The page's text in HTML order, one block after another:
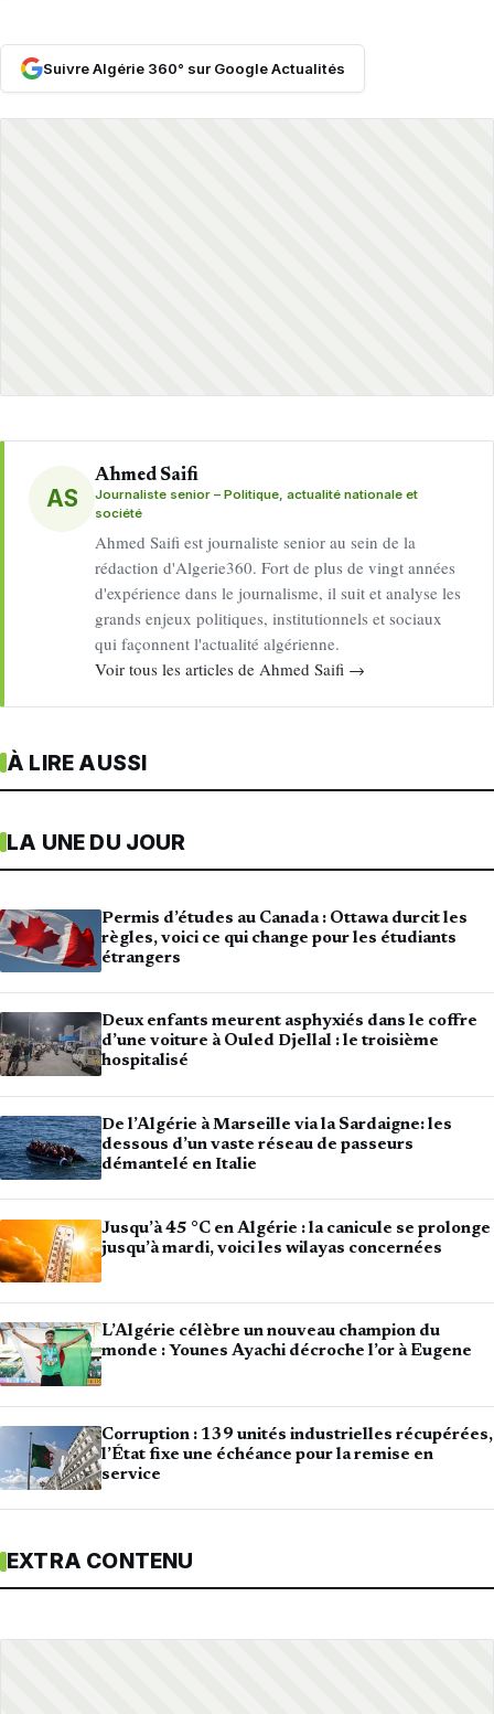
Suivre Algérie 360° sur Google Actualités
AS
Ahmed Saifi
Journaliste senior – Politique, actualité nationale et
société
Ahmed Saifi est journaliste senior au sein de la
rédaction d'Algerie360. Fort de plus de vingt années
d'expérience dans le journalisme, il suit et analyse les
grands enjeux politiques, institutionnels et sociaux
qui façonnent l'actualité algérienne.
Voir tous les articles de Ahmed Saifi →
À LIRE AUSSI
LA UNE DU JOUR
Permis d’études au Canada : Ottawa durcit les
règles, voici ce qui change pour les étudiants
étrangers
Deux enfants meurent asphyxiés dans le coffre
d’une voiture à Ouled Djellal : le troisième
hospitalisé
De l’Algérie à Marseille via la Sardaigne: les
dessous d’un vaste réseau de passeurs
démantelé en Italie
Jusqu’à 45 °C en Algérie : la canicule se prolonge
jusqu’à mardi, voici les wilayas concernées
L’Algérie célèbre un nouveau champion du
monde : Younes Ayachi décroche l’or à Eugene
Corruption : 139 unités industrielles récupérées,
l’État fixe une échéance pour la remise en
service
EXTRA CONTENU